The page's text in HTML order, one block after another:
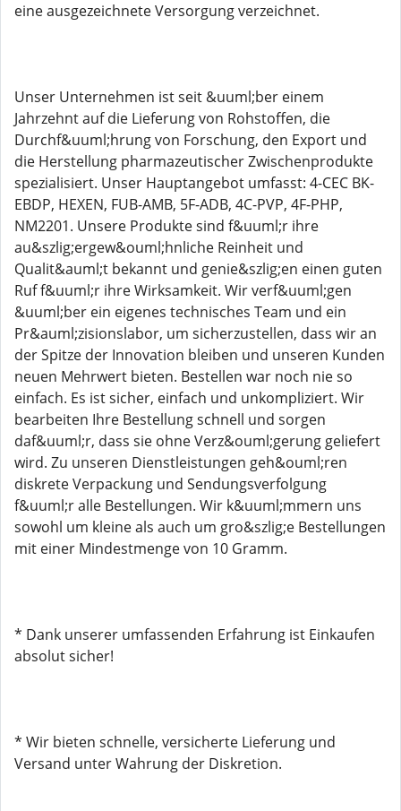
eine ausgezeichnete Versorgung verzeichnet.
Unser Unternehmen ist seit &uuml;ber einem
Jahrzehnt auf die Lieferung von Rohstoffen, die
Durchf&uuml;hrung von Forschung, den Export und
die Herstellung pharmazeutischer Zwischenprodukte
spezialisiert. Unser Hauptangebot umfasst: 4-CEC BK-
EBDP, HEXEN, FUB-AMB, 5F-ADB, 4C-PVP, 4F-PHP,
NM2201. Unsere Produkte sind f&uuml;r ihre
au&szlig;ergew&ouml;hnliche Reinheit und
Qualit&auml;t bekannt und genie&szlig;en einen guten
Ruf f&uuml;r ihre Wirksamkeit. Wir verf&uuml;gen
&uuml;ber ein eigenes technisches Team und ein
Pr&auml;zisionslabor, um sicherzustellen, dass wir an
der Spitze der Innovation bleiben und unseren Kunden
neuen Mehrwert bieten. Bestellen war noch nie so
einfach. Es ist sicher, einfach und unkompliziert. Wir
bearbeiten Ihre Bestellung schnell und sorgen
daf&uuml;r, dass sie ohne Verz&ouml;gerung geliefert
wird. Zu unseren Dienstleistungen geh&ouml;ren
diskrete Verpackung und Sendungsverfolgung
f&uuml;r alle Bestellungen. Wir k&uuml;mmern uns
sowohl um kleine als auch um gro&szlig;e Bestellungen
mit einer Mindestmenge von 10 Gramm.
* Dank unserer umfassenden Erfahrung ist Einkaufen
absolut sicher!
* Wir bieten schnelle, versicherte Lieferung und
Versand unter Wahrung der Diskretion.